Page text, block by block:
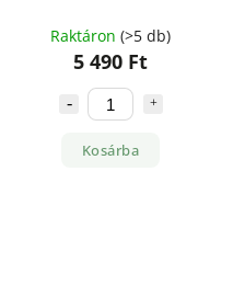
Raktáron (>5 db)
5 490 Ft
Kosárba